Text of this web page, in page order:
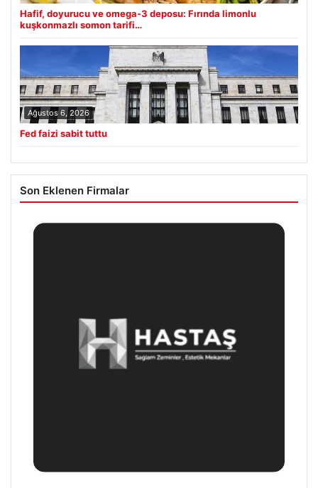
Hafif, doyurucu ve omega-3 deposu: Fırında limonlu
kuşkonmazlı somon tarifi…
Ağustos 6, 2026
Fed faizi sabit tuttu
Son Eklenen Firmalar